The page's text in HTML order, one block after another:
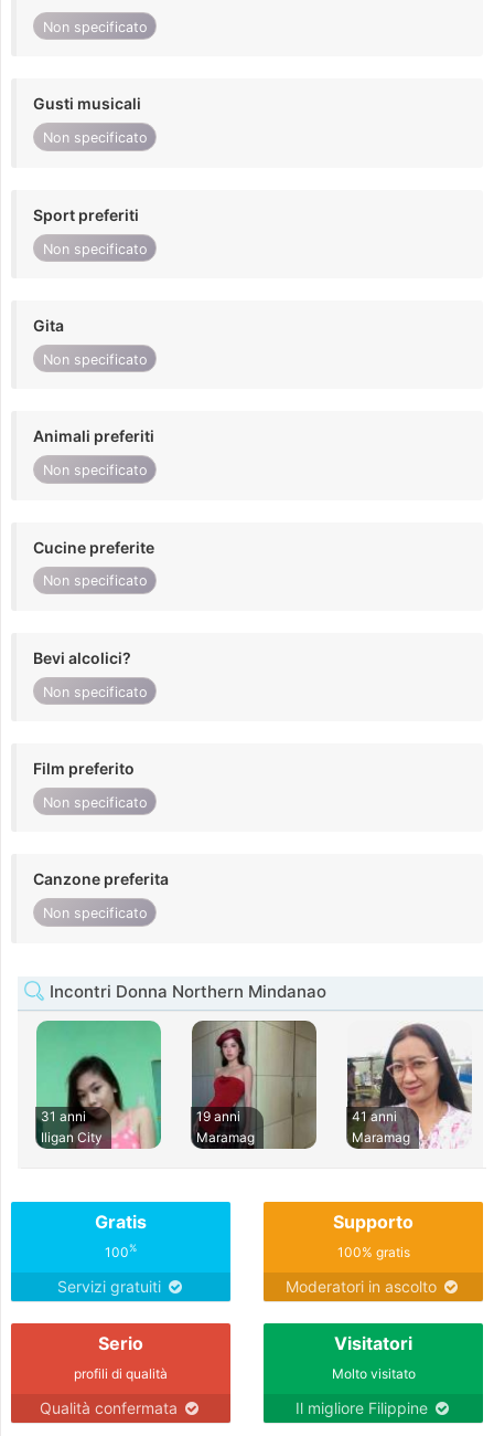
Non specificato
Gusti musicali
Non specificato
Sport preferiti
Non specificato
Gita
Non specificato
Animali preferiti
Non specificato
Cucine preferite
Non specificato
Bevi alcolici?
Non specificato
Film preferito
Non specificato
Canzone preferita
Non specificato
Incontri Donna Northern Mindanao
31 anni
Iligan City
19 anni
Maramag
41 anni
Maramag
Gratis
100%
Servizi gratuiti
Supporto
100% gratis
Moderatori in ascolto
Serio
profili di qualità
Qualità confermata
Visitatori
Molto visitato
Il migliore Filippine